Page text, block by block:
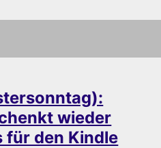
wieder
für den Kindle